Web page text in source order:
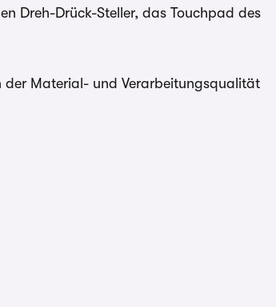
Dreh-Drück-Steller, das Touchpad des
der Material- und Verarbeitungsqualität